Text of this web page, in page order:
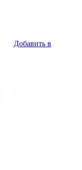
Добавить в